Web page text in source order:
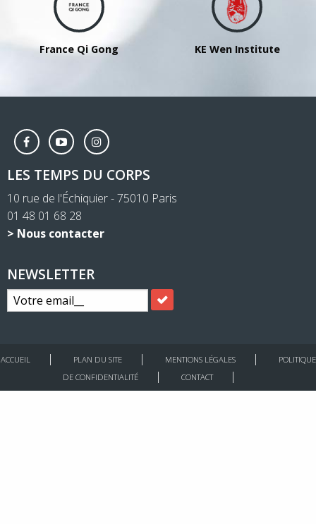
France Qi Gong KE Wen Institute
LES TEMPS DU CORPS
10 rue de l'Échiquier - 75010 Paris
01 48 01 68 28
> Nous contacter
NEWSLETTER
ACCUEIL PLAN DU SITE MENTIONS LÉGALES
POLITIQUE
DE CONFIDENTIALITÉ
CONTACT